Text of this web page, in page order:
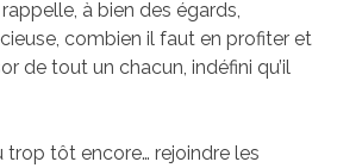
à bien des égards,
combien il faut en profiter et
de tout un chacun, indéfini qu’il
trop tôt encore… rejoindre les